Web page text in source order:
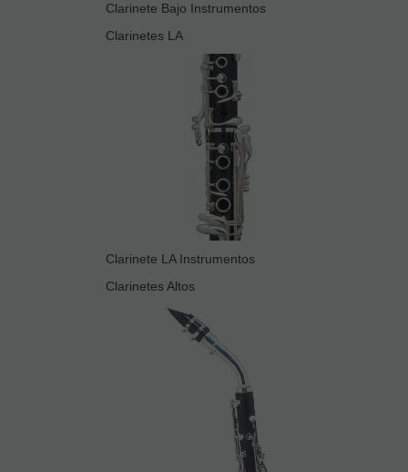
Clarinete Bajo Instrumentos
Clarinetes LA
Clarinete LA Instrumentos
Clarinetes Altos